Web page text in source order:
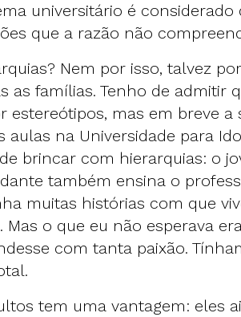
universitário é considerado
que a razão não
Nem por isso, talvez
as famílias. Tenho de admitir
estereótipos, mas em breve a
aulas na Universidade para
brincar com hierarquias: o
também ensina o
muitas histórias com que
Mas o que eu não esperava
com tanta paixão.
tem uma vantagem: eles